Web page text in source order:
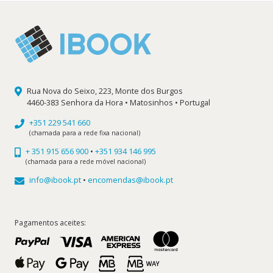
Rua Nova do Seixo, 223, Monte dos Burgos
4460-383 Senhora da Hora • Matosinhos • Portugal
+351 229 541 660
(chamada para a rede fixa nacional)
+ 351 915 656 900 • +351 934 146 995
(chamada para a rede móvel nacional)
info@ibook.pt • encomendas@ibook.pt
Pagamentos aceites: